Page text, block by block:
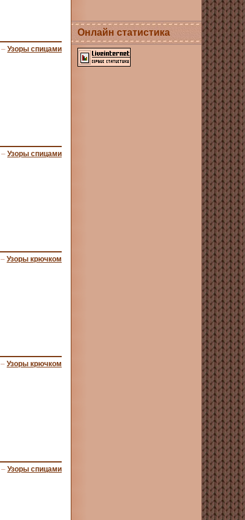
– Узоры спицами
– Узоры спицами
– Узоры крючком
– Узоры крючком
– Узоры спицами
Онлайн статистика